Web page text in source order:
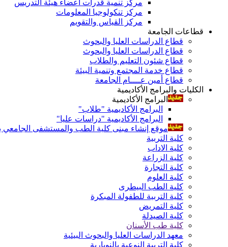
مركز تنمية قدرات أعضاء هيئة التدريس
مركز تنكولوجيا المعلومات
مركز القياس والتقويم
قطاعات الجامعة
قطاع الدراسات العليا والبحوث
قطاع الدراسات العليا والبحوث
قطاع شئون التعليم والطلاب
قطاع خدمة المجتمع وتنمية البيئة
قطاع أمين عــــام الجامعة
الكليات والبرامج الأكاديمية
البرامج الأكاديمية
البرامج الأكاديمية "طلاب"
البرامج الأكاديمية "دراسات عليا"
موقع إنشاء مبنى كلية الطب والمستشفى الجامعي
كلية التربية
كلية الاداب
كلية الزراعة
كلية التجارة
كلية العلوم
كلية الطب البيطرى
كلية التربية للطفولة المبكرة
كلية التمريض
كلية الصيدلة
كلية طب الأسنان
معهد الدراسات العليا والبحوث البيئية
كلية التربية النوعية بالنوبارية